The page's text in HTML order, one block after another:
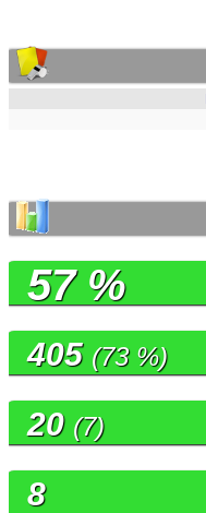
57 %
405 (73 %)
20 (7)
8